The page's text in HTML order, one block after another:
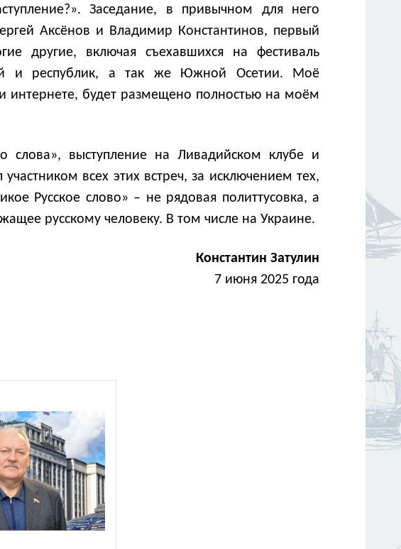
Заседание, в привычном для него
Аксёнов и Владимир Константинов, первый
другие, включая съехавшихся на фестиваль
и республик, а так же Южной Осетии. Моё
интернете, будет размещено полностью на моём
слова», выступление на Ливадийском клубе и
всех этих встреч, за исключением тех,
Русское слово» – не рядовая политтусовка, а
русскому человеку. В том числе на Украине.
Константин Затулин
7 июня 2025 года